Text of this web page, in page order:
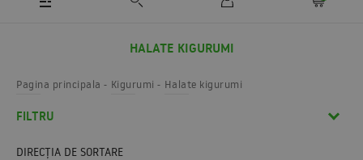
HALATE KIGURUMI
Pagina principala Kigurumi Halate kigurumi
FILTRU
DIRECȚIA DE SORTARE